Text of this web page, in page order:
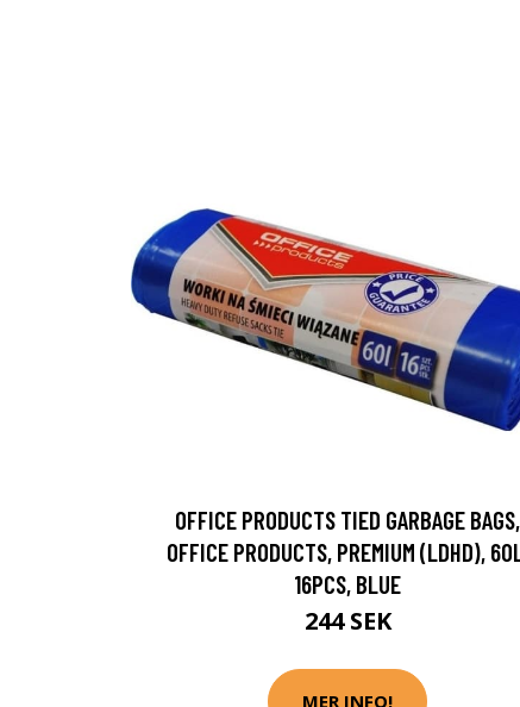
OFFICE PRODUCTS TIED GARBAGE BAGS,
OFFICE PRODUCTS, PREMIUM (LDHD),
16PCS, BLUE
244 SEK
MER INFO!